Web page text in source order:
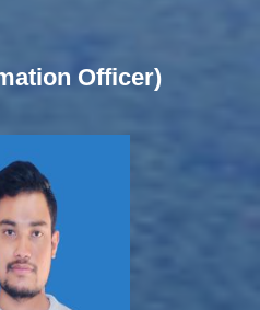
Officer)